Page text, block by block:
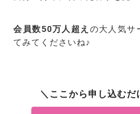
会員数50万人超え の大人気サ
てみてくださいね♪
＼ここから申し込む